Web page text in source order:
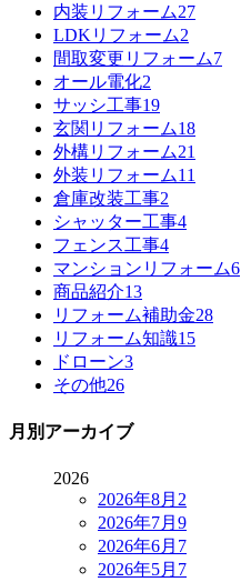
内装リフォーム27
LDKリフォーム2
間取変更リフォーム7
オール電化2
サッシ工事19
玄関リフォーム18
外構リフォーム21
外装リフォーム11
倉庫改装工事2
シャッター工事4
フェンス工事4
マンションリフォーム6
商品紹介13
リフォーム補助金28
リフォーム知識15
ドローン3
その他26
月別アーカイブ
2026
2026年8月 2
2026年7月 9
2026年6月 7
2026年5月 7